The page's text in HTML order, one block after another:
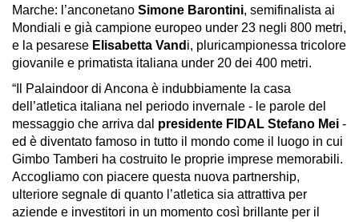
Marche: l’anconetano Simone Barontini, semifinalista ai
Mondiali e già campione europeo under 23 negli 800 metri,
e la pesarese Elisabetta Vand i, pluricampionessa tricolore
giovanile e primatista italiana under 20 dei 400 metri.
“Il Palaindoor di Ancona è indubbiamente la casa
dell’atletica italiana nel periodo invernale - le parole del
messaggio che arriva dal presidente FIDAL Stefano Mei -
ed è diventato famoso in tutto il mondo come il luogo in cui
Gimbo Tamberi ha costruito le proprie imprese memorabili.
Accogliamo con piacere questa nuova partnership,
ulteriore segnale di quanto l’atletica sia attrattiva per
aziende e investitori in un momento così brillante per il